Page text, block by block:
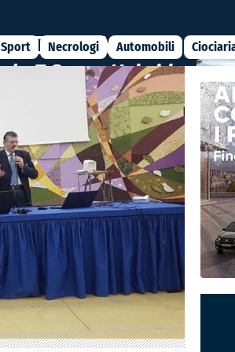
Sport Necrologi Automobili